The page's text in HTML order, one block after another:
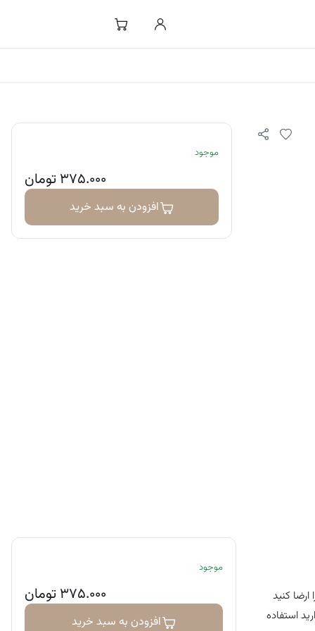
موجود
۳۷۵.۰۰۰تومان
افزودن به سبد خرید
کنید
استفاده
موجود
۳۷۵.۰۰۰تومان
افزودن به سبد خرید